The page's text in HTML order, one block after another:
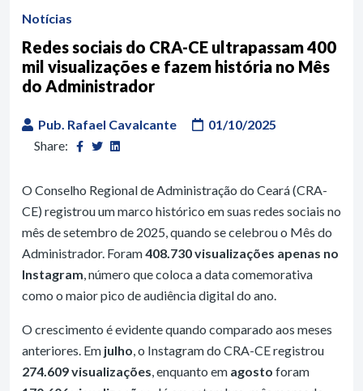
Notícias
Redes sociais do CRA-CE ultrapassam 400
mil visualizações e fazem história no Mês
do Administrador
Pub. Rafael Cavalcante
01/10/2025
Share:
O Conselho Regional de Administração do Ceará (CRA-
CE) registrou um marco histórico em suas redes sociais no
mês de setembro de 2025, quando se celebrou o Mês do
Administrador. Foram408.730 visualizações apenas no
Instagram , número que coloca a data comemorativa
como o maior pico de audiência digital do ano.
O crescimento é evidente quando comparado aos meses
anteriores. Em julho , o Instagram do CRA-CE registrou
274.609 visualizações , enquanto em agosto foram